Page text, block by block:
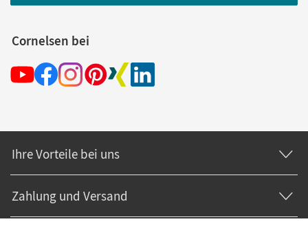
Cornelsen bei
Ihre Vorteile bei uns
Zahlung und Versand